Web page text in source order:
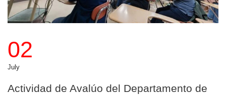
02
July
Actividad de Avalúo del Departamento de